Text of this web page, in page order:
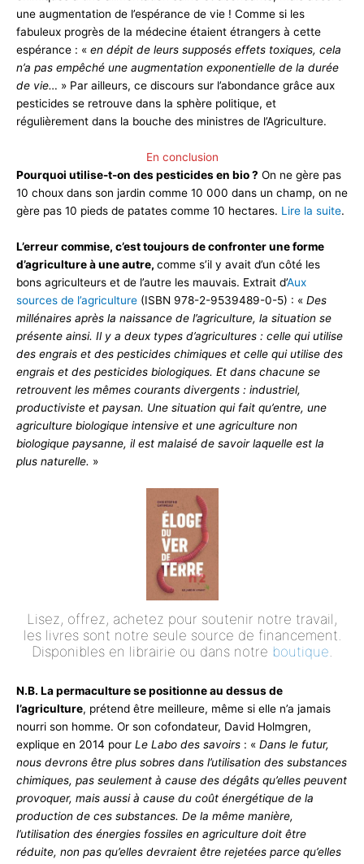
une augmentation de l’espérance de vie ! Comme si les
fabuleux progrès de la médecine étaient étrangers à cette
espérance : « en dépit de leurs supposés effets toxiques, cela
n’a pas empêché une augmentation exponentielle de la durée
de vie… » Par ailleurs, ce discours sur l’abondance grâce aux
pesticides se retrouve dans la sphère politique, et
régulièrement dans la bouche des ministres de l’Agriculture.
En conclusion
Pourquoi utilise-t-on des pesticides en bio ? On ne gère pas
10 choux dans son jardin comme 10 000 dans un champ, on ne
gère pas 10 pieds de patates comme 10 hectares. Lire la suite.
L’erreur commise, c’est toujours de confronter une forme
d’agriculture à une autre, comme s’il y avait d’un côté les
bons agriculteurs et de l’autre les mauvais. Extrait d’Aux
sources de l’agriculture (ISBN‎ 978-2-9539489-0-5) : « Des
millénaires après la naissance de l’agriculture, la situation se
présente ainsi. Il y a deux types d’agricultures : celle qui utilise
des engrais et des pesticides chimiques et celle qui utilise des
engrais et des pesticides biologiques. Et dans chacune se
retrouvent les mêmes courants divergents : industriel,
productiviste et paysan. Une situation qui fait qu’entre, une
agriculture biologique intensive et une agriculture non
biologique paysanne, il est malaisé de savoir laquelle est la
plus naturelle. »
Lisez, offrez, achetez pour soutenir notre travail,
les livres sont notre seule source de financement.
Disponibles en librairie ou dans notre boutique.
N.B. La permaculture se positionne au dessus de
l’agriculture, prétend être meilleure, même si elle n’a jamais
nourri son homme. Or son cofondateur, David Holmgren,
explique en 2014 pour Le Labo des savoirs : « Dans le futur,
nous devrons être plus sobres dans l’utilisation des substances
chimiques, pas seulement à cause des dégâts qu’elles peuvent
provoquer, mais aussi à cause du coût énergétique de la
production de ces substances. De la même manière,
l’utilisation des énergies fossiles en agriculture doit être
réduite, non pas qu’elles devraient être rejetées parce qu’elles